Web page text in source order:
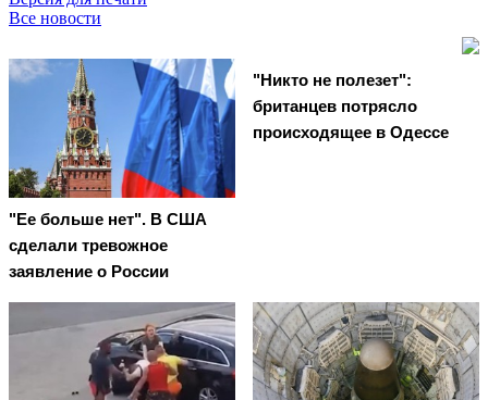
Все новости
"Ее больше нет". В США
сделали тревожное
заявление о России
"Никто не полезет":
британцев потрясло
происходящее в Одессе